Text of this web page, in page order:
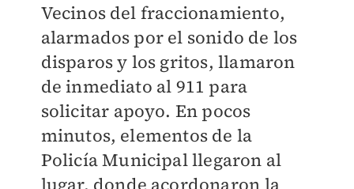
Vecinos del fraccionamiento,
alarmados por el sonido de los
disparos y los gritos, llamaron
de inmediato al 911 para
solicitar apoyo. En pocos
minutos, elementos de la
Policía Municipal llegaron al